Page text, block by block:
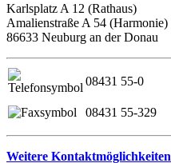
Karlsplatz A 12 (Rathaus)
Amalienstraße A 54 (Harmonie)
86633 Neuburg an der Donau
08431 55-0
08431 55-329
Weitere Kontaktmöglichkeiten